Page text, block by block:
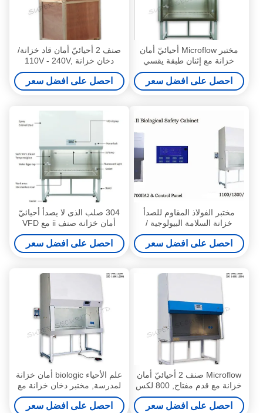
مختبر Microflow أحيائيّ أمان
خزانة مع إثنان طبقة يقسي
زجاج
احصل على افضل سعر
صنف 2 أحيائيّ أمان قاد خزانة/
دخان خزانة 110V - 240V,
1200w
احصل على افضل سعر
مختبر الفولاذ المقاوم للصدأ
خزانة السلامة البيولوجية /
معدات والصلب المدرفلة على
البارد VFD العرض
احصل على افضل سعر
304 صلب الذى لا يصدأ أحيائيّ
أمان خزانة صنف ii مع VFD
عرض 1300IIA2
احصل على افضل سعر
Microflow صنف 2 أحيائيّ أمان
خزانة مع قدم مفتاح, 800 لكس
يشعل 1500iia
احصل على افضل سعر
علم الأحياء biologic أمان خزانة
لمدرسة, مختبر دخان خزانة مع
مرشح حياة تحقيق
احصل على افضل سعر